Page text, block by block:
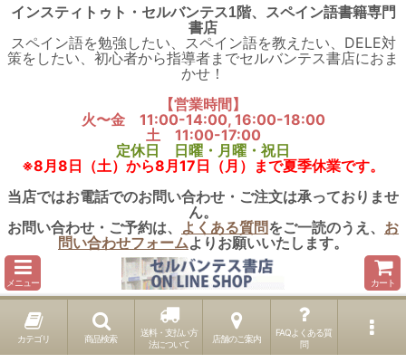
インスティトゥト・セルバンテス1階、スペイン語書籍専門
書店
スペイン語を勉強したい、スペイン語を教えたい、DELE対
策をしたい、初心者から指導者までセルバンテス書店におま
かせ！
【営業時間】
火〜金 11:00-14:00, 16:00-18:00
土 11:00-17:00
定休日 日曜・月曜・祝日
※8月8日（土）から8月17日（月）まで夏季休業です。
当店ではお電話でのお問い合わせ・ご注文は承っておりませ
ん。
お問い合わせ・ご予約は、 よくある質問をご一読のうえ、 お
問い合わせフォームよりお願いいたします。
メニュー カート
カテゴリ 商品検索
送料・支払い方
法について
店舗のご案内
FAQよくある質
問